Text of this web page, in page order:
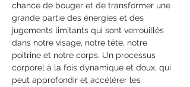
chance de bouger et de transformer une
grande partie des énergies et des
jugements limitants qui sont verrouillés
dans notre visage, notre tête, notre
poitrine et notre corps. Un processus
corporel à la fois dynamique et doux, qui
peut approfondir et accélérer les